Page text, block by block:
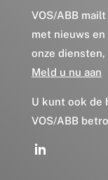
VOS/ABB
met nieuws
onze
Meld u nu aan
U kunt ook de
VOS/ABB